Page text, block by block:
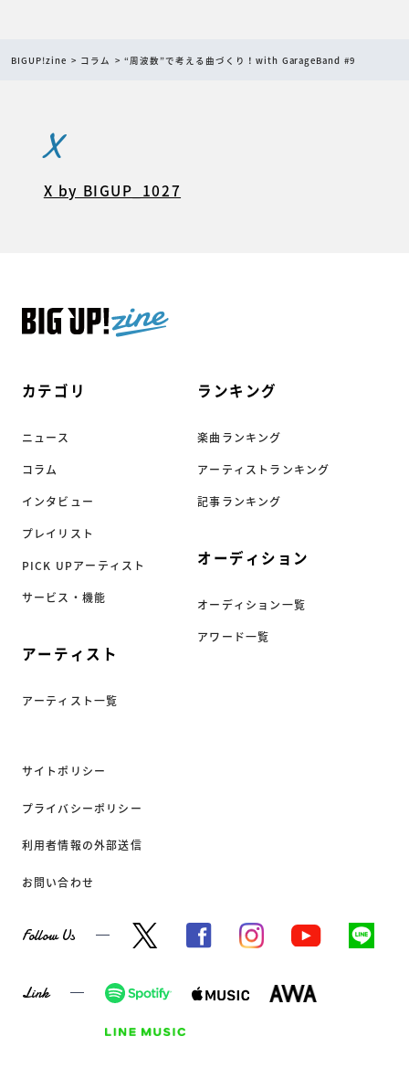
BIGUP!zine コラム “周波数”で考える曲づくり！with GarageBand #9
カテゴリ
ニュース
コラム
インタビュー
プレイリスト
PICK UPアーティスト
サービス・機能
アーティスト
アーティスト一覧
ランキング
楽曲ランキング
アーティストランキング
記事ランキング
オーディション
オーディション一覧
アワード一覧
サイトポリシー
プライバシーポリシー
利用者情報の外部送信
お問い合わせ
Follow Us
Link
X
X by BIGUP_1027